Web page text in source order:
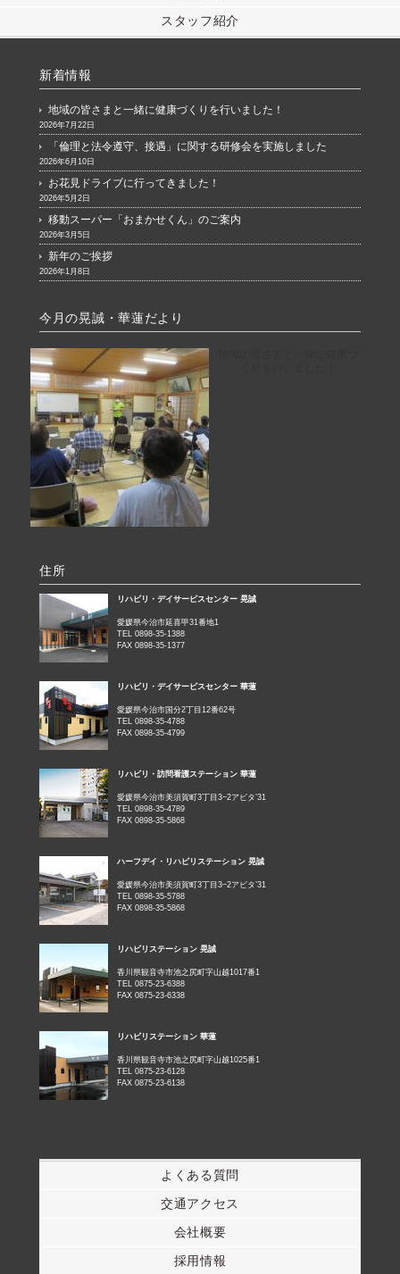
スタッフ紹介
新着情報
地域の皆さまと一緒に健康づくりを行いました！
2026年7月22日
「倫理と法令遵守、接遇」に関する研修会を実施しました
2026年6月10日
お花見ドライブに行ってきました！
2026年5月2日
移動スーパー「おまかせくん」のご案内
2026年3月5日
新年のご挨拶
2026年1月8日
今月の晃誠・華蓮だより
住所
リハビリ・デイサービスセンター 晃誠
愛媛県今治市延喜甲31番地1
TEL 0898-35-1388
FAX 0898-35-1377
リハビリ・デイサービスセンター 華蓮
愛媛県今治市国分2丁目12番62号
TEL 0898-35-4788
FAX 0898-35-4799
リハビリ・訪問看護ステーション 華蓮
愛媛県今治市美須賀町3丁目3−2アビタ’31
TEL 0898-35-4789
FAX 0898-35-5868
ハーフデイ・リハビリステーション 晃誠
愛媛県今治市美須賀町3丁目3−2アビタ’31
TEL 0898-35-5788
FAX 0898-35-5868
リハビリステーション 晃誠
香川県観音寺市池之尻町字山越1017番1
TEL 0875-23-6388
FAX 0875-23-6338
リハビリステーション 華蓮
香川県観音寺市池之尻町字山越1025番1
TEL 0875-23-6128
FAX 0875-23-6138
よくある質問
交通アクセス
会社概要
採用情報